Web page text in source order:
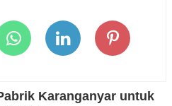
Karanganyar untuk